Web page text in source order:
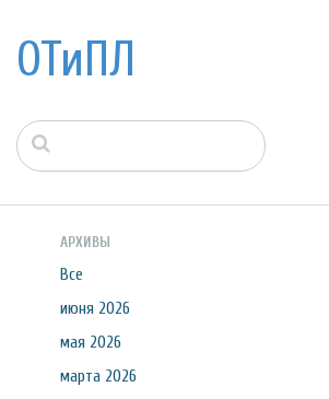
ОТиПЛ
АРХИВЫ
Все
июня 2026
мая 2026
марта 2026